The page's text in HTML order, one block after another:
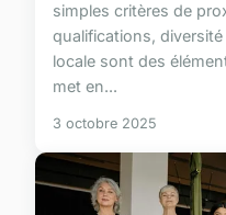
simples critères de
qualifications,
locale sont des
met en...
3 octobre 2025